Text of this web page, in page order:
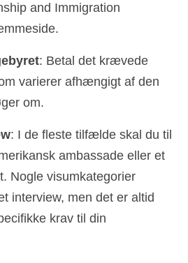
and Immigration
: Betal det krævede
varierer afhængigt af den
om.
: I de fleste tilfælde skal du til
ambassade eller et
Nogle visumkategorier
interview, men det er altid
krav til din